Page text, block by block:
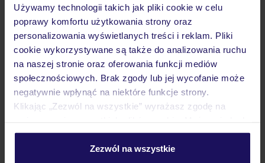
Używamy technologii takich jak pliki cookie w celu
poprawy komfortu użytkowania strony oraz
personalizowania wyświetlanych treści i reklam. Pliki
cookie wykorzystywane są także do analizowania ruchu
na naszej stronie oraz oferowania funkcji mediów
społecznościowych. Brak zgody lub jej wycofanie może
negatywnie wpłynąć na niektóre funkcje strony.
Klikając „Zezwól na wszystkie” wyrażasz zgodę na
personalizować swój wybór wchodząc w zakładkę
Zezwól na wszystkie
Pokoje
Wyżywienie